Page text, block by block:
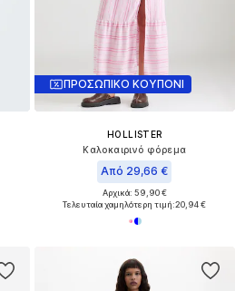
ΠΡΟΣΩΠΙΚΟ ΚΟΥΠΟΝΙ
HOLLISTER
Καλοκαιρινό φόρεμα
Από 29,66 €
Αρχικά: 59,90 €
Τελευταία χαμηλότερη τιμή:20,94 €